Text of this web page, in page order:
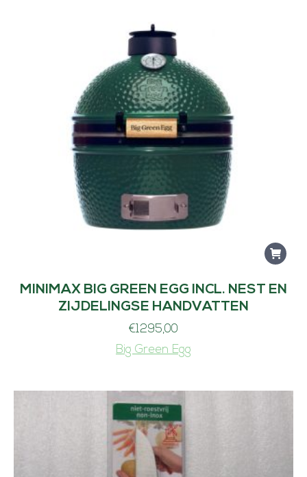
€
5
5
,
0
0
MINIMAX BIG GREEN EGG INCL. NEST EN
ZIJDELINGSE HANDVATTEN
€1295,00
Big Green Egg